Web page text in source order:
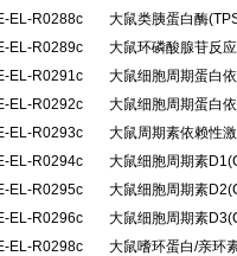
EL-R0288c
大鼠类胰蛋白酶
EL-R0289c
大鼠环磷酸腺苷反
EL-R0291c
大鼠细胞周期蛋白
EL-R0292c
大鼠细胞周期蛋白
EL-R0293c
大鼠周期素依赖性
EL-R0294c
大鼠细胞周期素
EL-R0295c
大鼠细胞周期素
EL-R0296c
大鼠细胞周期素
EL-R0298c
大鼠嗜环蛋白/亲环